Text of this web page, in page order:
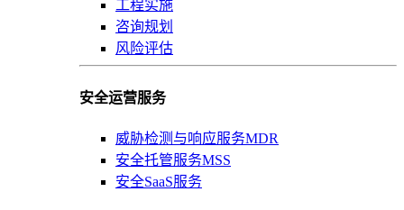
工程实施
咨询规划
风险评估
安全运营服务
威胁检测与响应服务MDR
安全托管服务MSS
安全SaaS服务